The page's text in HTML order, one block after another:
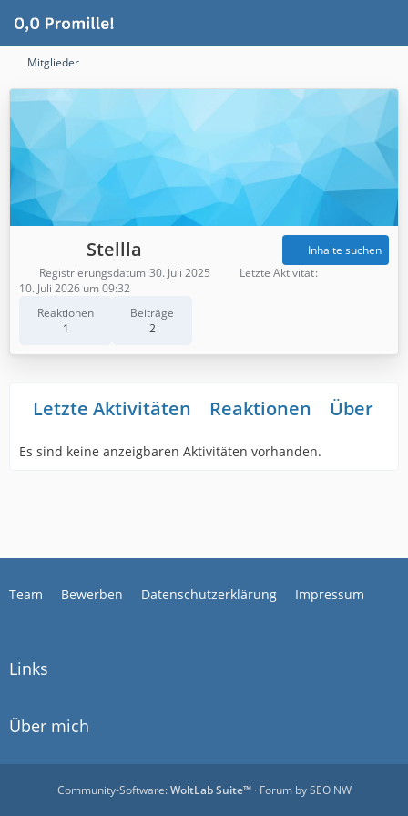
Mitglieder
Stellla
Reaktionen
1
Beiträge
2
Inhalte suchen
Registrierungsdatum 30. Juli 2025
Letzte Aktivität
10. Juli 2026 um 09:32
Letzte Aktivitäten Reaktionen Über
Es sind keine anzeigbaren Aktivitäten vorhanden.
Team Bewerben Datenschutzerklärung Impressum
Links
Über mich
Community-Software:WoltLab Suite™· Forum bySEO NW